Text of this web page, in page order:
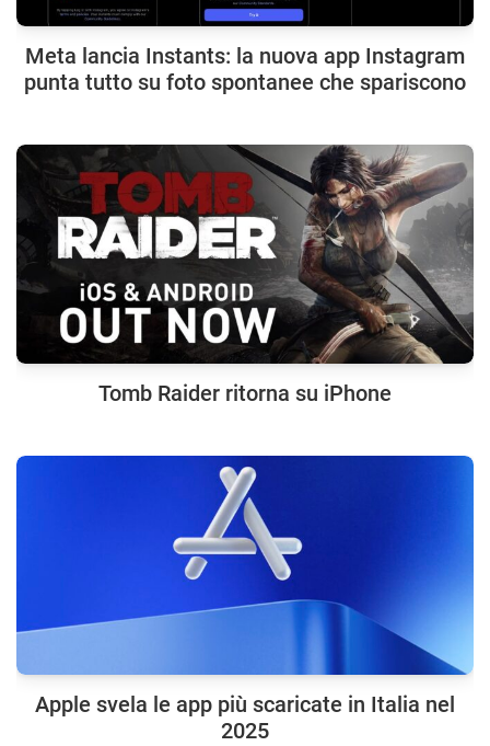
Meta lancia Instants: la nuova app Instagram
punta tutto su foto spontanee che spariscono
Tomb Raider ritorna su iPhone
Apple svela le app più scaricate in Italia nel
2025